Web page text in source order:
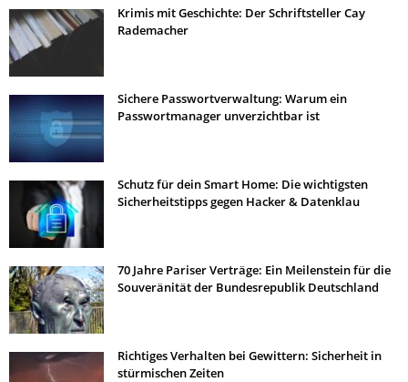
Krimis mit Geschichte: Der Schriftsteller Cay
Rademacher
Sichere Passwortverwaltung: Warum ein
Passwortmanager unverzichtbar ist
Schutz für dein Smart Home: Die wichtigsten
Sicherheitstipps gegen Hacker & Datenklau
70 Jahre Pariser Verträge: Ein Meilenstein für die
Souveränität der Bundesrepublik Deutschland
Richtiges Verhalten bei Gewittern: Sicherheit in
stürmischen Zeiten